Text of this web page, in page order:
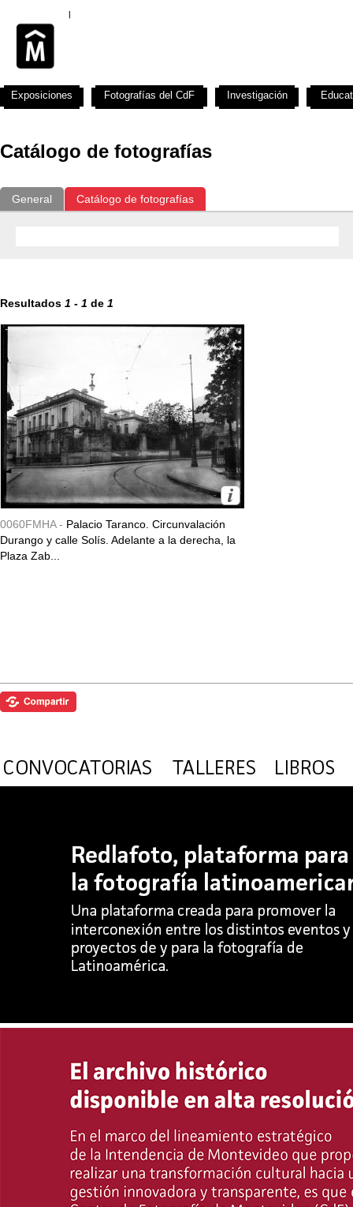
Catálogo de fotografías
General Catálogo de fotografías
Resultados 1 - 1 de 1
0060FMHA - Palacio Taranco. Circunvalación
Durango y calle Solís. Adelante a la derecha, la
Plaza Zab...
Exposiciones Fotografías del CdF Investigación